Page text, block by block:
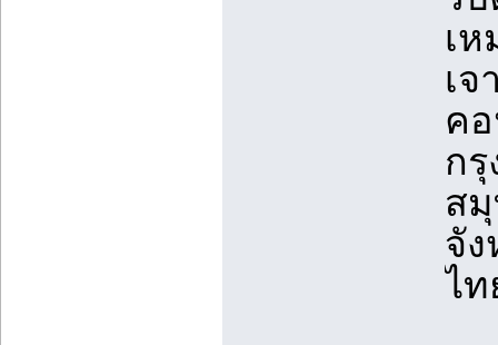
เ
เ
ค
ก
ส
จั
ไท